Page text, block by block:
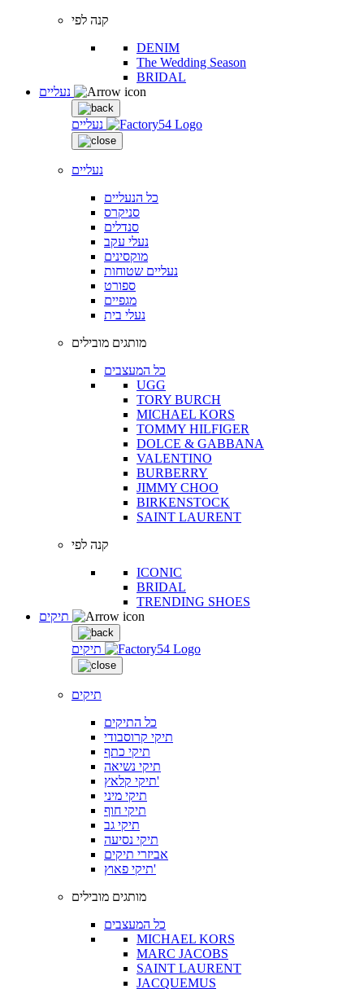
קנה לפי
DENIM
The Wedding Season
BRIDAL
נעליים
נעליים
כל הנעליים
סניקרס
סנדלים
נעלי עקב
מוקסינים
נעליים שטוחות
ספורט
מגפיים
נעלי בית
מותגים מובילים
כל המעצבים
UGG
TORY BURCH
MICHAEL KORS
TOMMY HILFIGER
DOLCE & GABBANA
VALENTINO
BURBERRY
JIMMY CHOO
BIRKENSTOCK
SAINT LAURENT
קנה לפי
ICONIC
BRIDAL
TRENDING SHOES
תיקים
תיקים
כל התיקים
תיקי קרוסבודי
תיקי כתף
תיקי נשיאה
תיקי קלאץ'
תיקי מיני
תיקי חוף
תיקי גב
תיקי נסיעה
אביזרי תיקים
תיקי פאוץ'
מותגים מובילים
כל המעצבים
MICHAEL KORS
MARC JACOBS
SAINT LAURENT
JACQUEMUS